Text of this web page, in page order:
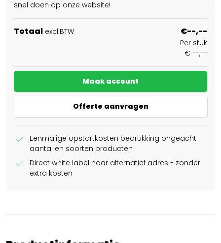
snel doen op onze website!
Totaal excl.BTW €--,--
Per stuk
€ --,--
Maak account
Offerte aanvragen
check
Eenmalige opstartkosten bedrukking ongeacht
aantal en soorten producten
check
Direct white label naar alternatief adres - zonder
extra kosten